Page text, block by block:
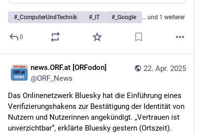
# _ComputerUndTechnik # _IT # _Google … und 1 weiterer
0
22. Apr. 2025
news.ORF.at [ORFodon]
@ORF_News
Das Onlinenetzwerk Bluesky hat die Einführung eines
Verifizierungshakens zur Bestätigung der Identität von
Nutzern und Nutzerinnen angekündigt. „Vertrauen ist
unverzichtbar“, erklärte Bluesky gestern (Ortszeit).